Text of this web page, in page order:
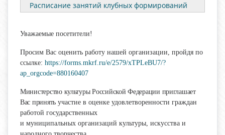
Расписание занятий клубных формирований
Уважаемые посетители!
Просим Вас оценить работу нашей организации, пройдя по
ссылке: https://forms.mkrf.ru/e/2579/xTPLeBU7/?
ap_orgcode=880160407
Министерство культуры Российской Федерации приглашает
Вас принять участие в оценке удовлетворенности граждан
работой государственных
и муниципальных организаций культуры, искусства и